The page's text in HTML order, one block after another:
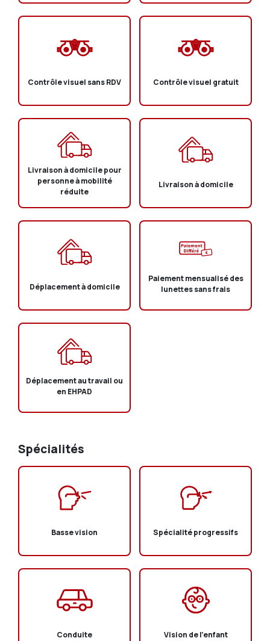
Contrôle visuel sans RDV Contrôle visuel gratuit
Livraison à domicile pour
personne à mobilité
réduite
Livraison à domicile
Déplacement à domicile
Paiement mensualisé des
lunettes sans frais
Déplacement au travail ou
en EHPAD
Spécialités
Basse vision Spécialité progressifs
Conduite Vision de l'enfant